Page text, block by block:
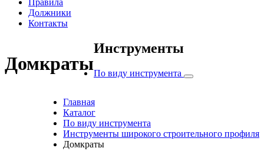
Правила
Должники
Контакты
Домкраты
Главная
Каталог
По виду инструмента
Инструменты широкого строительного профиля
Домкраты
Инструменты
По виду инструмента